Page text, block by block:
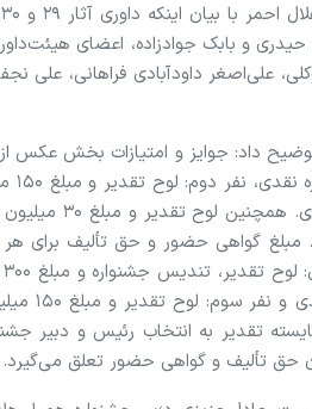
حیدری و بابک جوادزاده، اعضای
علی‌اصغر داودآبادی فراهانی، علی
داد: جوایز و امتیازات بخش عکس
۱۰۰ میلیون
مبلغ گواهی حضور و حق‌ تألیف برای
حق تألیف و گواهی حضور تعلق می‌گیرد.